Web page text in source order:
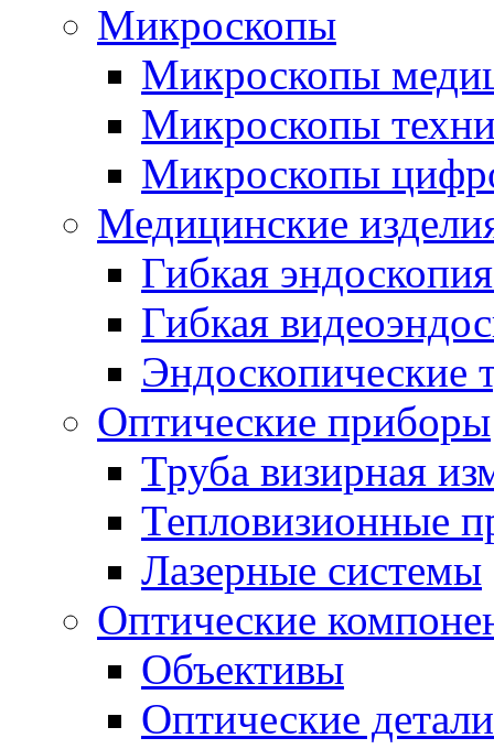
Микроскопы
Микроскопы
Микроскопы
Микроскопы
Медицинские
Гибкая
Гибкая
Эндоскопические
Оптические приборы
Труба визирная
Тепловизионные
Лазерные системы
Оптические
Объективы
Оптические